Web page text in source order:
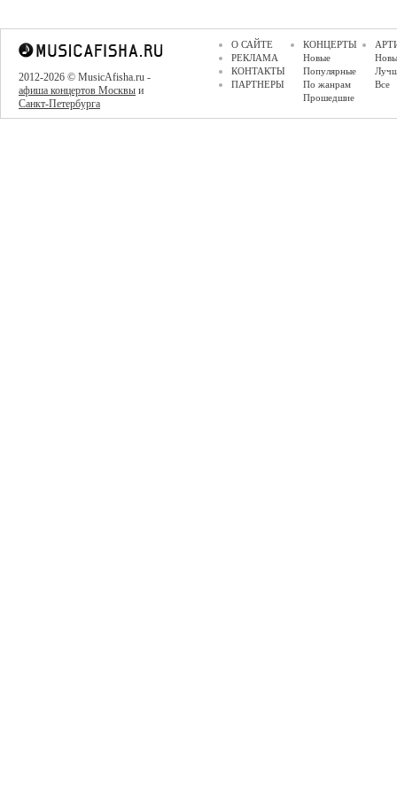
2012-2026 © MusicAfisha.ru -
афиша концертов Москвы и
Санкт-Петербурга
О САЙТЕ
РЕКЛАМА
КОНТАКТЫ
ПАРТНЕРЫ
КОНЦЕРТЫ
Новые
Популярные
По жанрам
Прошедшие
Все